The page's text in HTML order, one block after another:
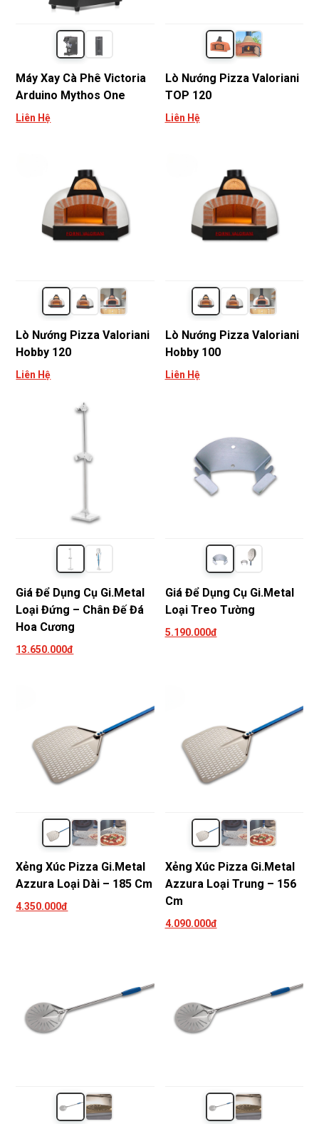
Máy Xay Cà Phê Victoria
Arduino Mythos One
Liên Hệ
Lò Nướng Pizza Valoriani
TOP 120
Liên Hệ
Lò Nướng Pizza Valoriani
Hobby 120
Liên Hệ
Lò Nướng Pizza Valoriani
Hobby 100
Liên Hệ
Giá Để Dụng Cụ Gi.Metal
Loại Đứng – Chân Đế Đá
Hoa Cương
13.650.000đ
Giá Để Dụng Cụ Gi.Metal
Loại Treo Tường
5.190.000đ
Xẻng Xúc Pizza Gi.Metal
Azzura Loại Dài – 185 Cm
4.350.000đ
Xẻng Xúc Pizza Gi.Metal
Azzura Loại Trung – 156
Cm
4.090.000đ